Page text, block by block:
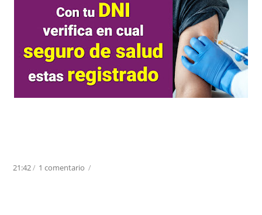
21:42/ 1 comentario /